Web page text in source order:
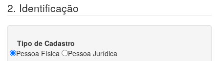
2. Identificação
Tipo de Cadastro
Pessoa Física
Pessoa Jurídica